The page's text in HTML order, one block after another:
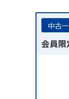
中古
会員限